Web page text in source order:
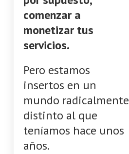
comenzar a
monetizar tus
servicios.
Pero estamos
insertos en un
mundo radicalmente
distinto al que
teníamos hace unos
años.